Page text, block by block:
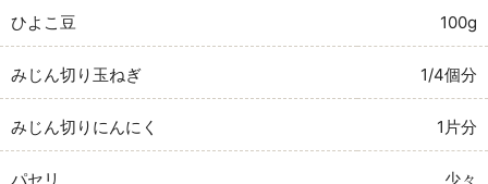
ひよこ豆
100g
みじん切り玉ねぎ 1/4個分
みじん切りにんにく 1片分
パセリ 少々